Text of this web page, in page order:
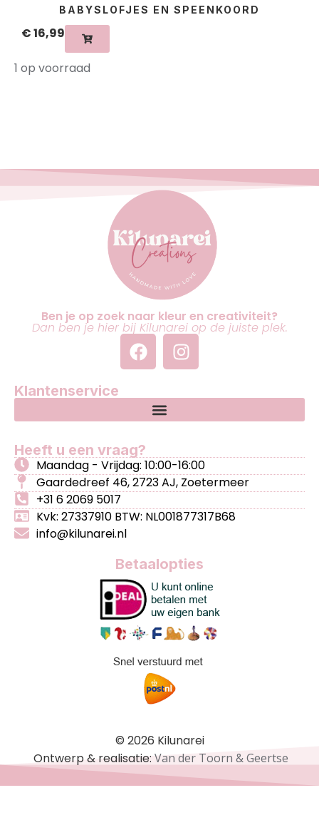
BABYSLOFJES EN SPEENKOORD
€16,99
1 op voorraad
Ben je op zoek naar kleur en creativiteit?
Dan ben je hier bij Kilunarei op de juiste plek.
Klantenservice
Heeft u een vraag?
Maandag - Vrijdag: 10:00-16:00
Gaardedreef 46, 2723 AJ, Zoetermeer
+31 6 2069 5017
Kvk: 27337910 BTW: NL001877317B68
info@kilunarei.nl
Betaalopties
© 2026 Kilunarei
Ontwerp & realisatie:Van der Toorn & Geertse